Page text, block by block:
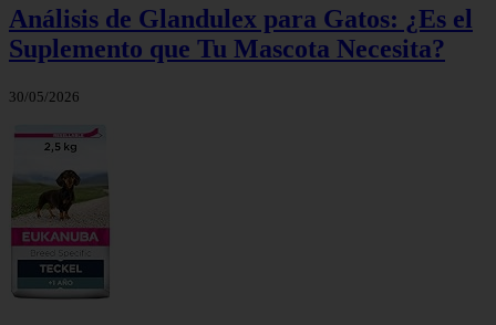
Análisis de Glandulex para Gatos: ¿Es el
Suplemento que Tu Mascota Necesita?
30/05/2026